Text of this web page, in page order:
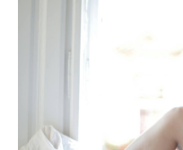
Nic není tak důležité,